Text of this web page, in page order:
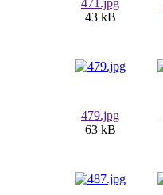
43 kB
479.jpg
63 kB